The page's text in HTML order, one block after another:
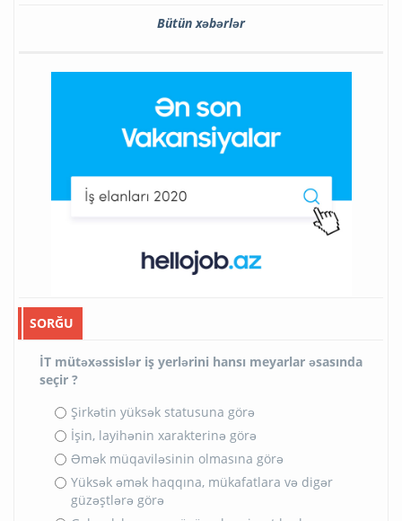
Bütün xəbərlər
SORĞU
İT mütəxəssislər iş yerlərini hansı meyarlar əsasında
seçir ?
Şirkətin yüksək statusuna görə
İşin, layihənin xarakterinə görə
Əmək müqaviləsinin olmasına görə
Yüksək əmək haqqına, mükafatlara və digər
güzəştlərə görə